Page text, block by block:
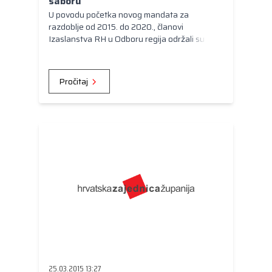
U povodu početka novog mandata za
razdoblje od 2015. do 2020., članovi
Izaslanstva RH u Odboru regija održali su u
Pročitaj
25.03.2015 13:27